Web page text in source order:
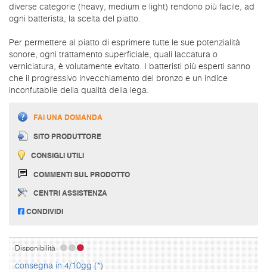
diverse categorie (heavy, medium e light) rendono più facile, ad
ogni batterista, la scelta del piatto.
Per permettere al piatto di esprimere tutte le sue potenzialità
sonore, ogni trattamento superficiale, quali laccatura o
verniciatura, è volutamente evitato. I batteristi più esperti sanno
che il progressivo invecchiamento del bronzo e un indice
inconfutabile della qualità della lega.
FAI UNA DOMANDA
SITO PRODUTTORE
CONSIGLI UTILI
COMMENTI SUL PRODOTTO
CENTRI ASSISTENZA
CONDIVIDI
Disponibilità
consegna in 4/10gg (*)